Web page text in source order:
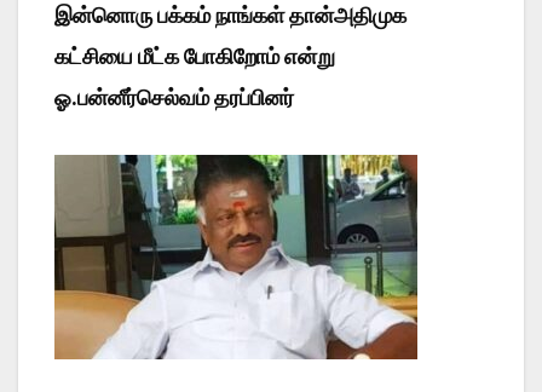
இன்னொரு பக்கம் நாங்கள் தான்அதிமுக
கட்சியை மீட்க போகிறோம் என்று
ஓ‌.பன்னீர்செல்வம் தரப்பினர்